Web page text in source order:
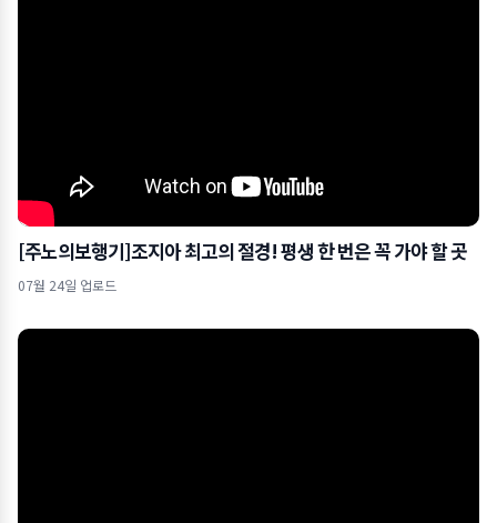
[주노의보행기]조지아 최고의 절경! 평생 한 번은 꼭 가야 할 곳
07월 24일 업로드